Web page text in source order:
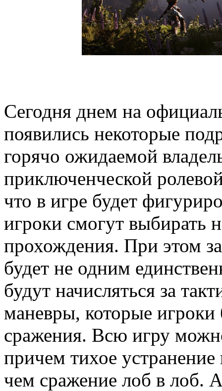
Сегодня днем на
появились некоторые
горячо ожидаемой
приключенческой
что в игре будет
игроки смогут выбирать
прохождения. При этом
будет не одним
будут начисляться за
маневры, которые игроки
сражения. Всю игру
причем тихое устранение
чем сражение лоб в лоб.